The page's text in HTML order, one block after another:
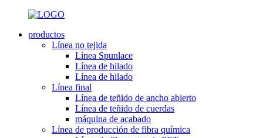
productos
Línea no tejida
Línea Spunlace
Línea de hilado
Línea de hilado
Línea final
Línea de teñido de ancho abierto
Línea de teñido de cuerdas
máquina de acabado
Línea de producción de fibra química